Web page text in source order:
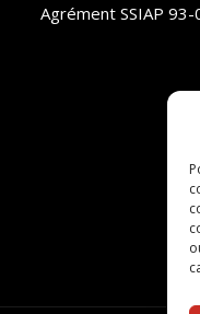
Agrément SSIAP 93-